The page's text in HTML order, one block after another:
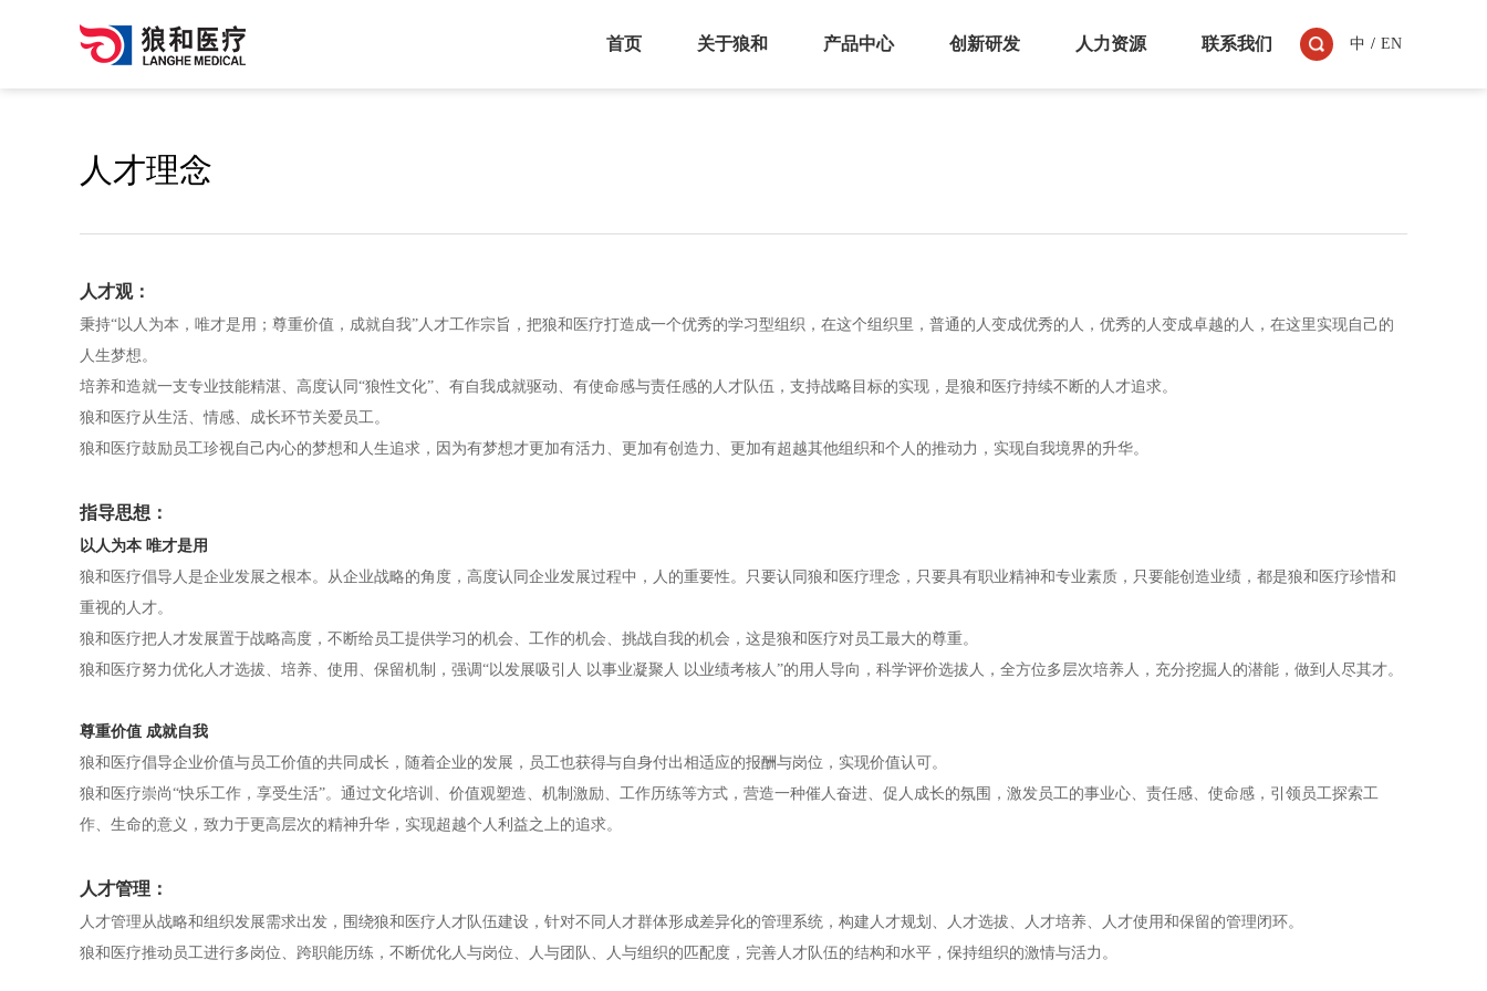
中 / EN
首页 关于狼和 产品中心 创新研发 人力资源 联系我们
人才理念
人才观：
秉持“以人为本，唯才是用；尊重价值，成就自我”人才工作宗旨，把狼和医疗打造成一个优秀的学习型组织，在这个组织里，普通的人变成优秀的人，优秀的人变成卓越的人，在这里实现自己的
人生梦想。
培养和造就一支专业技能精湛、高度认同“狼性文化”、有自我成就驱动、有使命感与责任感的人才队伍，支持战略目标的实现，是狼和医疗持续不断的人才追求。
狼和医疗从生活、情感、成长环节关爱员工。
狼和医疗鼓励员工珍视自己内心的梦想和人生追求，因为有梦想才更加有活力、更加有创造力、更加有超越其他组织和个人的推动力，实现自我境界的升华。
指导思想：
以人为本 唯才是用
狼和医疗倡导人是企业发展之根本。从企业战略的角度，高度认同企业发展过程中，人的重要性。只要认同狼和医疗理念，只要具有职业精神和专业素质，只要能创造业绩，都是狼和医疗珍惜和
重视的人才。
狼和医疗把人才发展置于战略高度，不断给员工提供学习的机会、工作的机会、挑战自我的机会，这是狼和医疗对员工最大的尊重。
狼和医疗努力优化人才选拔、培养、使用、保留机制，强调“以发展吸引人 以事业凝聚人 以业绩考核人”的用人导向，科学评价选拔人，全方位多层次培养人，充分挖掘人的潜能，做到人尽其才。
尊重价值 成就自我
狼和医疗倡导企业价值与员工价值的共同成长，随着企业的发展，员工也获得与自身付出相适应的报酬与岗位，实现价值认可。
狼和医疗崇尚“快乐工作，享受生活”。通过文化培训、价值观塑造、机制激励、工作历练等方式，营造一种催人奋进、促人成长的氛围，激发员工的事业心、责任感、使命感，引领员工探索工
作、生命的意义，致力于更高层次的精神升华，实现超越个人利益之上的追求。
人才管理：
人才管理从战略和组织发展需求出发，围绕狼和医疗人才队伍建设，针对不同人才群体形成差异化的管理系统，构建人才规划、人才选拔、人才培养、人才使用和保留的管理闭环。
狼和医疗推动员工进行多岗位、跨职能历练，不断优化人与岗位、人与团队、人与组织的匹配度，完善人才队伍的结构和水平，保持组织的激情与活力。